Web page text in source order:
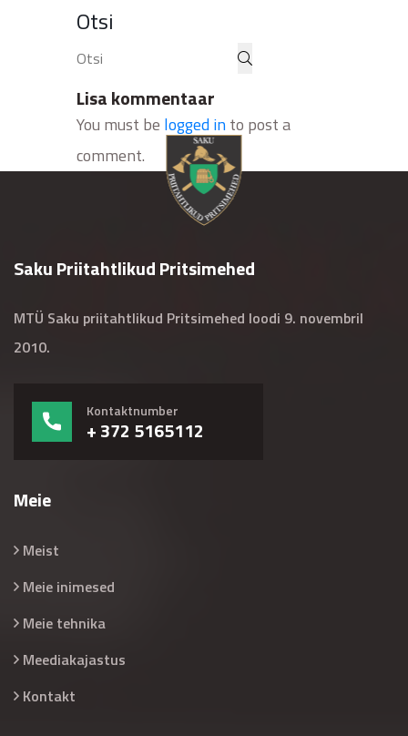
Otsi
Lisa kommentaar
You must be logged into post a
comment.
Saku Priitahtlikud Pritsimehed
MTÜ Saku priitahtlikud Pritsimehed loodi 9. novembril
2010.
Kontaktnumber
+ 372 5165112
Meie
Meist
Meie inimesed
Meie tehnika
Meediakajastus
Kontakt